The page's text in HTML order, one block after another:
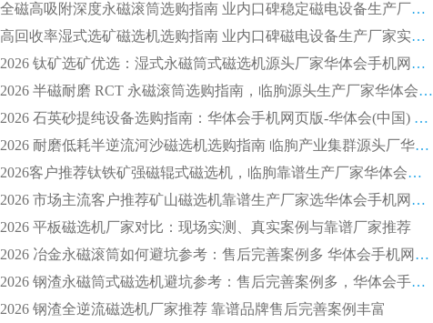
全磁高吸附深度永磁滚筒选购指南 业内口碑稳定磁电设备生产厂家详细推荐
高回收率湿式选矿磁选机选购指南 业内口碑磁电设备生产厂家实力解析
2026 钛矿选矿优选：湿式永磁筒式磁选机源头厂家华体会手机网页版-华体会(中国) 综合解析
2026 半磁耐磨 RCT 永磁滚筒选购指南，临朐源头生产厂家华体会手机网页版-华体会(中国) 实测分享
2026 石英砂提纯设备选购指南：华体会手机网页版-华体会(中国) 提纯磁选机厂家综合解读
2026 耐磨低耗半逆流河沙磁选机选购指南 临朐产业集群源头厂华体会手机网页版-华体会(中国) 详细解析
2026客户推荐钛铁矿强磁辊式磁选机，临朐靠谱生产厂家华体会手机网页版-华体会(中国) 详解
2026 市场主流客户推荐矿山磁选机靠谱生产厂家选华体会手机网页版-华体会(中国)
2026 平板磁选机厂家对比：现场实测、真实案例与靠谱厂家推荐
2026 冶金永磁滚筒如何避坑参考：售后完善案例多 华体会手机网页版-华体会(中国) 靠谱厂家
2026 钢渣永磁筒式磁选机避坑参考：售后完善案例多，华体会手机网页版-华体会(中国) 稳居榜单
2026 钢渣全逆流磁选机厂家推荐 靠谱品牌售后完善案例丰富